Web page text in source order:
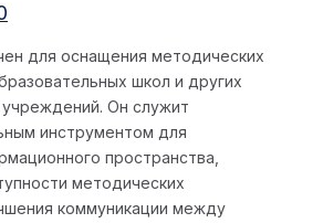
для оснащения методических
школ и других
Он служит
инструментом для
пространства,
методических
коммуникации между